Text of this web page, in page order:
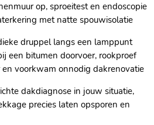
op, sproeitest en endoscopie
met natte spouwisolatie
druppel langs een lamppunt
een bitumen doorvoer, rookproef
voorkwam onnodig dakrenovatie
dakdiagnose in jouw situatie,
precies laten opsporen en